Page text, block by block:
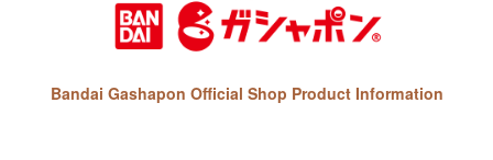
Bandai Gashapon Official Shop Product Information